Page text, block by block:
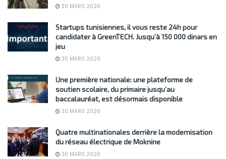
30 MARS 2026
Startups tunisiennes, il vous reste 24h pour
candidater à GreenTECH. Jusqu’à 150 000 dinars en
jeu
30 MARS 2026
Une première nationale: une plateforme de
soutien scolaire, du primaire jusqu’au
baccalauréat, est désormais disponible
30 MARS 2026
Quatre multinationales derrière la modernisation
du réseau électrique de Moknine
30 MARS 2026